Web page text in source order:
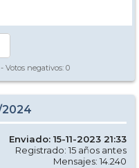
- Votos negativos: 0
2024
Enviado: 15-11-2023 21:33
Registrado: 15 años antes
Mensajes: 14.240